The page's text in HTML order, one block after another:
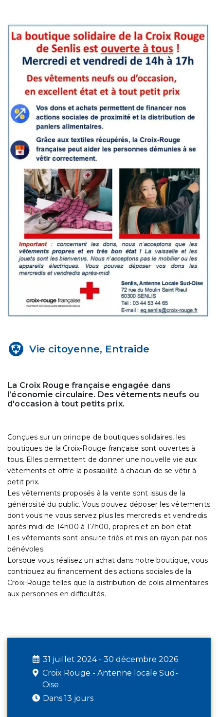
Vie citoyenne, Entraide
La Croix Rouge française engagée dans
l’économie circulaire. Des vêtements neufs ou
d'occasion à tout petits prix.
Conçues sur un principe de boutiques solidaires, les
boutiques de la Croix-Rouge française sont ouvertes à
tous. Elles permettent de donner une nouvelle vie aux
vêtements et offre la possibilité à chacun de se vêtir à
petit prix.
Les vêtements proposés à la vente sont issus de la
générosité du public. Vous pouvez déposer les vêtements
dont vous ne vous servez plus les mercredis et vendredis
après-midi de 14h00 à 17h00, propres et en bon état.
Les vêtements sont ensuite triés et mis en rayon par nos
bénévoles.
Lorsque vous réalisez un achat dans notre boutique, vous
contribuez au financement des actions sociales de la
Croix-Rouge telles que la distribution de colis alimentaires
aux personnes en difficultés.
31 juillet 2024 - 30 décembre 2026
Croix Rouge - Antenne locale Sud-
Oise
Dans 13 jours